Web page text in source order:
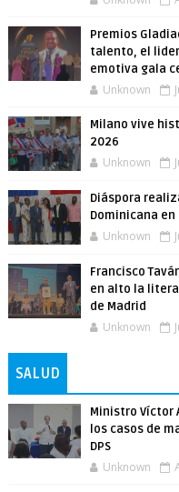
Premios
talento, el
emotiva gala
Unknown
Milano vive
2026
Unknown
Diáspora
Dominicana
Unknown
Francisco
en alto la
de Madrid
Unknown
SALUD
Ministro Víctor
los casos de
DPS
Unknown